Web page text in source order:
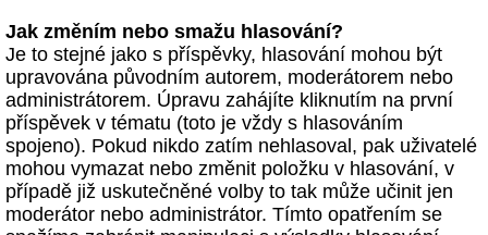
Jak změním nebo smažu hlasování?
Je to stejné jako s příspěvky, hlasování mohou být
upravována původním autorem, moderátorem nebo
administrátorem. Úpravu zahájíte kliknutím na první
příspěvek v tématu (toto je vždy s hlasováním
spojeno). Pokud nikdo zatím nehlasoval, pak uživatelé
mohou vymazat nebo změnit položku v hlasování, v
případě již uskutečněné volby to tak může učinit jen
moderátor nebo administrátor. Tímto opatřením se